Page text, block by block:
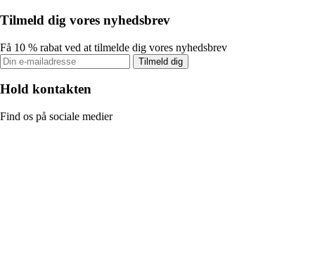
Tilmeld dig vores nyhedsbrev
Få 10 % rabat ved at tilmelde dig vores nyhedsbrev
Tilmeld dig
Hold kontakten
Find os på sociale medier